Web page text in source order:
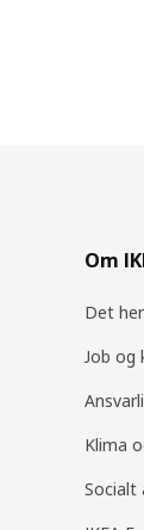
Om
Det
Job og
Klima
Socialt